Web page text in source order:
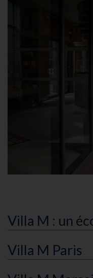
Villa M : un
Villa M Paris